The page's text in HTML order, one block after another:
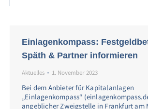
Einlagenkompass:
Späth & Partner informieren
Aktuelles 1. November 2023
Bei dem Anbieter für Kapitalanlagen
„Einlagenkompass“
angeblicher Zweigstelle in Frankfurt am